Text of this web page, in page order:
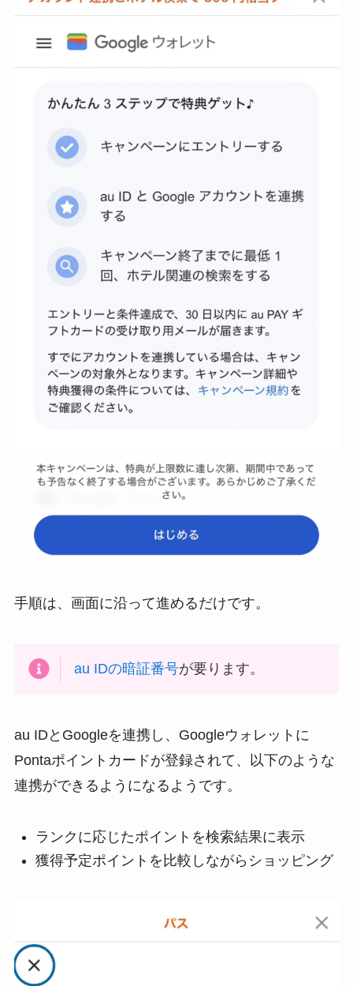
手順は、画面に沿って進めるだけです。
au IDの暗証番号が要ります。
au IDとGoogleを連携し、Googleウォレットに
Pontaポイントカードが登録されて、以下のような
連携ができるようになるようです。
ランクに応じたポイントを検索結果に表示
獲得予定ポイントを比較しながらショッピング